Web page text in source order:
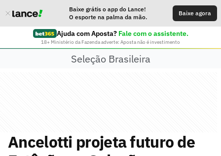
Baixe grátis o app do Lance!
O esporte na palma da mão.
Baixe agora
Ajuda com Aposta? Fale com o assistente.
18+ Ministério da Fazenda adverte: Aposta não é investimento
Seleção Brasileira
Ancelotti projeta futuro de